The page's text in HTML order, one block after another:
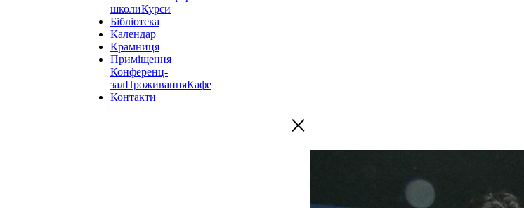
школиКурси
Бібліотека
Календар
Крамниця
Приміщення
Конференц-
залПроживанняКафе
Контакти